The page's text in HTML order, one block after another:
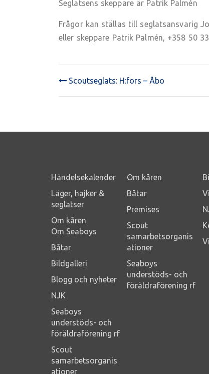
Seglatsens skeppare är Patrik Palmén
Frågor kan ställas till seglatsansvarig
eller skeppare Patrik Palmén, +358 50
POST
Scoutseglats: H:fors – Åbo
Händelsekalender
Läger, hajker &
seglatser
Om kåren
Om Seaboys
Båtar
Bildgalleri
Blogg och nyheter
NJK
Seaboys
understöds- och
föräldraförening rf
Scout
samarbetsorganis
ationer
Om kåren
Båtar
Premises
Scout
samarbetsorganis
ationer
Seaboys
understöds- och
föräldraförening rf